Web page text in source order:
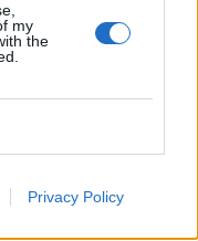
my
the
Privacy Policy
Sveitsi-peliin –
paluun
Suomen 2.